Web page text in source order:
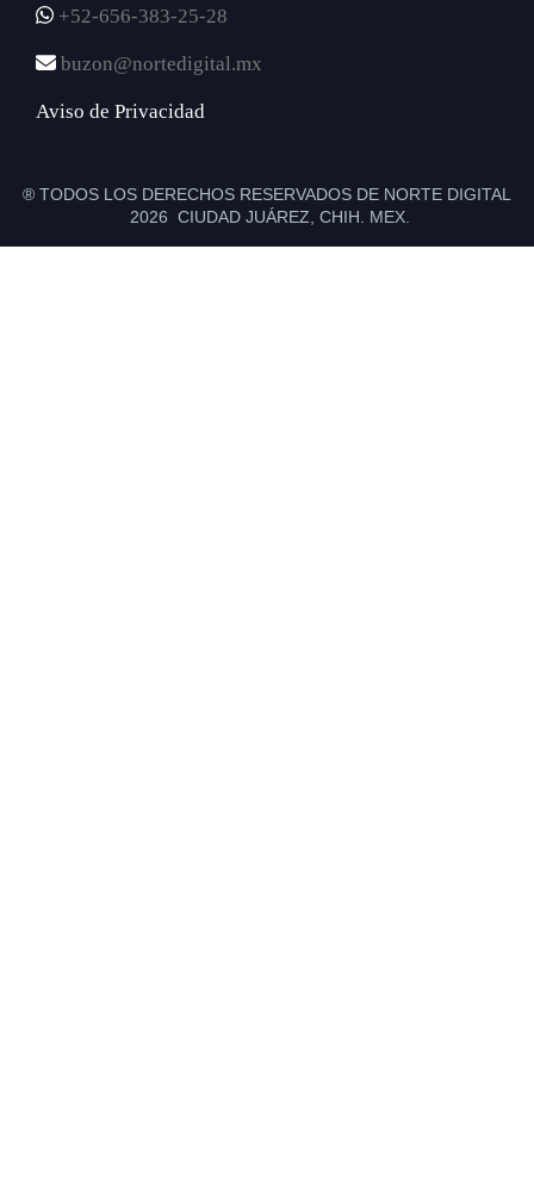
+52-656-383-25-28
buzon@nortedigital.mx
Aviso de Privacidad
® TODOS LOS DERECHOS RESERVADOS DE NORTE DIGITAL
2026 CIUDAD JUÁREZ, CHIH. MEX.